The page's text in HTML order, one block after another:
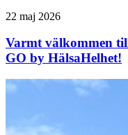
22 maj 2026
Varmt välkommen
GO by HälsaHelhet!